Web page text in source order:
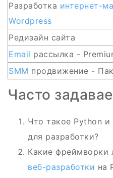
Разработка интернет-
Wordpress
Редизайн сайта
Email рассылка -
SMM продвижение -
Часто
Что такое Python
для разработки?
Какие фреймворки
веб-разработки на